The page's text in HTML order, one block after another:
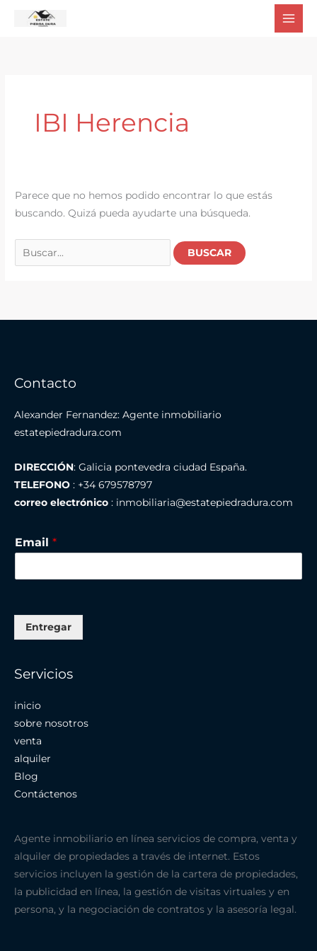
IBI Herencia
Parece que no hemos podido encontrar lo que estás
buscando. Quizá pueda ayudarte una búsqueda.
Buscar
por:
Contacto
Alexander Fernandez: Agente inmobiliario
estatepiedradura.com
DIRECCIÓN: Galicia pontevedra ciudad España.
TELEFONO : +34 679578797
correo electrónico : inmobiliaria@estatepiedradura.com
Email *
Entregar
Servicios
inicio
sobre nosotros
venta
alquiler
Blog
Contáctenos
Agente inmobiliario en línea servicios de compra, venta y
alquiler de propiedades a través de internet. Estos
servicios incluyen la gestión de la cartera de propiedades,
la publicidad en línea, la gestión de visitas virtuales y en
persona, y la negociación de contratos y la asesoría legal.